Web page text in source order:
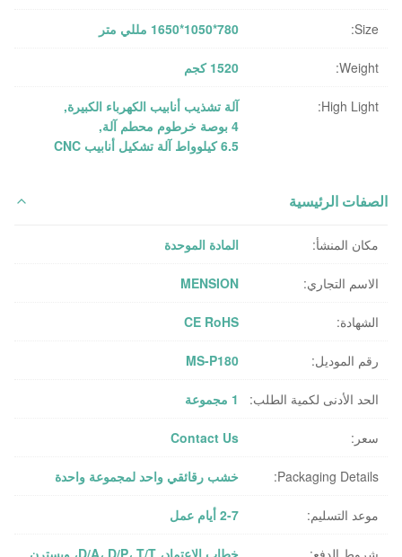
Size: 780*1050*1650 مللي متر
Weight: 1520 كجم
High Light: آلة تشذيب أنابيب الكهرباء الكبيرة,
4 بوصة خرطوم محطم آلة
,
6.5 كيلوواط آلة تشكيل أنابيب CNC
الصفات الرئيسية
مكان المنشأ: المادة الموحدة
الاسم التجاري: MENSION
الشهادة: CE RoHS
رقم الموديل: MS-P180
الحد الأدنى لكمية الطلب: 1 مجموعة
سعر: Contact Us
Packaging Details: خشب رقائقي واحد لمجموعة واحدة
موعد التسليم: 2-7 أيام عمل
شروط الدفع:
خطاب الاعتماد، D/A، D/P، T/T، ويسترن